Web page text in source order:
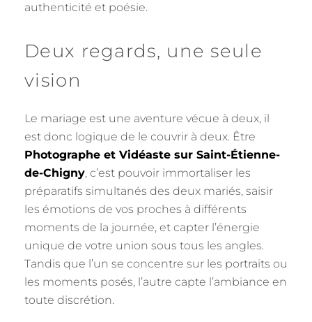
authenticité et poésie.
Deux regards, une seule
vision
Le mariage est une aventure vécue à deux, il
est donc logique de le couvrir à deux. Être
Photographe et Vidéaste sur Saint-Étienne-
de-Chigny, c’est pouvoir immortaliser les
préparatifs simultanés des deux mariés, saisir
les émotions de vos proches à différents
moments de la journée, et capter l’énergie
unique de votre union sous tous les angles.
Tandis que l’un se concentre sur les portraits ou
les moments posés, l’autre capte l’ambiance en
toute discrétion.